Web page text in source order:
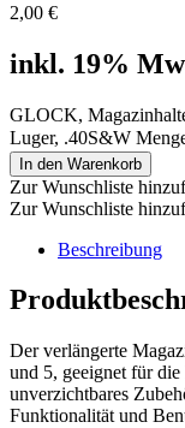
2,00 €
inkl. 19%
GLOCK,
Luger, .40S&W
In den Warenkorb
Zur Wunschliste
Zur Wunschliste
Beschreibung
Der verlängerte
und 5, geeignet für
unverzichtbares
Funktionalität und